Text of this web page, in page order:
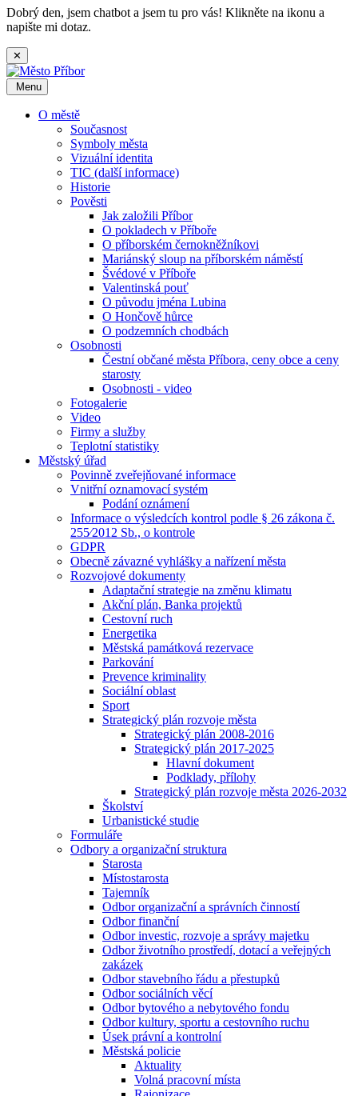
Dobrý den, jsem chatbot a jsem tu pro vás! Klikněte na ikonu a
napište mi dotaz.
✕
Menu
O městě
Současnost
Symboly města
Vizuální identita
TIC (další informace)
Historie
Pověsti
Jak založili Příbor
O pokladech v Příboře
O příborském černokněžníkovi
Mariánský sloup na příborském náměstí
Švédové v Příboře
Valentinská pouť
O původu jména Lubina
O Hončově hůrce
O podzemních chodbách
Osobnosti
Čestní občané města Příbora, ceny obce a ceny
starosty
Osobnosti - video
Fotogalerie
Video
Firmy a služby
Teplotní statistiky
Městský úřad
Povinně zveřejňované informace
Vnitřní oznamovací systém
Podání oznámení
Informace o výsledcích kontrol podle § 26 zákona č.
255⁄2012 Sb., o kontrole
GDPR
Obecně závazné vyhlášky a nařízení města
Rozvojové dokumenty
Adaptační strategie na změnu klimatu
Akční plán, Banka projektů
Cestovní ruch
Energetika
Městská památková rezervace
Parkování
Prevence kriminality
Sociální oblast
Sport
Strategický plán rozvoje města
Strategický plán 2008-2016
Strategický plán 2017-2025
Hlavní dokument
Podklady, přílohy
Strategický plán rozvoje města 2026-2032
Školství
Urbanistické studie
Formuláře
Odbory a organizační struktura
Starosta
Místostarosta
Tajemník
Odbor organizační a správních činností
Odbor finanční
Odbor investic, rozvoje a správy majetku
Odbor životního prostředí, dotací a veřejných
zakázek
Odbor stavebního řádu a přestupků
Odbor sociálních věcí
Odbor bytového a nebytového fondu
Odbor kultury, sportu a cestovního ruchu
Úsek právní a kontrolní
Městská policie
Aktuality
Volná pracovní místa